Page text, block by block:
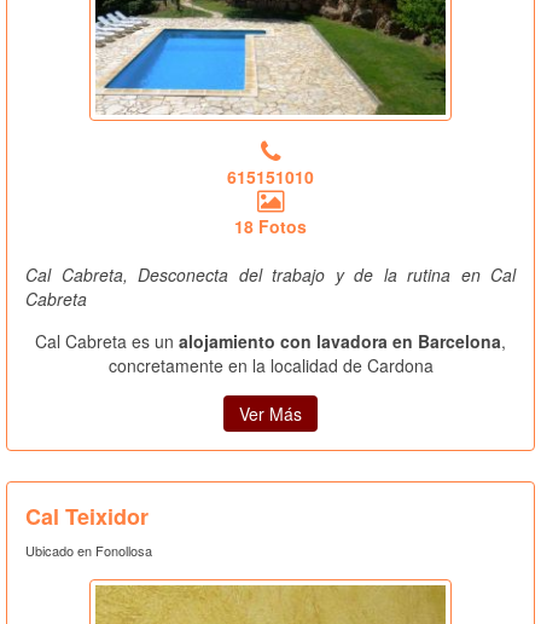
615151010
18 Fotos
Cal Cabreta, Desconecta del trabajo y de la rutina en Cal
Cabreta
Cal Cabreta es un alojamiento con lavadora en Barcelona,
concretamente en la localidad de Cardona
Ver Más
Cal Teixidor
Ubicado en Fonollosa